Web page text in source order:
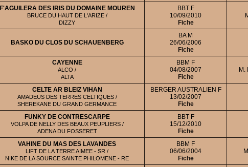
F'AGUILERA DES IRIS DU DOMAINE MOUREN
BRUCE DU HAUT DE L'ARIZE /
DIZZY
BBT F
10/09/2010
Fiche
BASKO DU CLOS DU SCHAUENBERG
BA M
26/06/2006
Fiche
CAYENNE
ALCO /
ALTA
BBM F
04/08/2007
Fiche
M.
CELTE AR BLEIZ VIHAN
AMADEUS DES TERRES CELTIQUES /
SHEREKANE DU GRAND GERMANCE
BERGER AUSTRALIEN F
13/02/2007
Fiche
FUNKY DE CONTRESCARPE
VOLPA DE NELLY DES BEAUX PEUPLIERS /
ADENA DU FOSSERET
BBT F
15/12/2010
Fiche
VAHINE DU MAS DES LAVANDES
LIFT DE LA TERRE AIMEE - SR /
NIKE DE LA SOURCE SAINTE PHILOMENE - RE
BBM F
06/06/2004
Fiche